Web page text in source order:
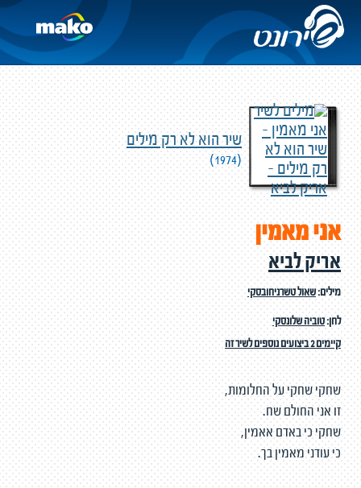
שיר הוא לא רק מילים
(1974)
אני מאמין
אריק לביא
מילים:שאול טשרניחובסקי
לחן:טוביה שלונסקי
קיימים 2 ביצועים נוספים לשיר זה
שחקי שחקי על החלומות,
זו אני החולם שח.
שחקי כי באדם אאמין,
כי עודני מאמין בך.